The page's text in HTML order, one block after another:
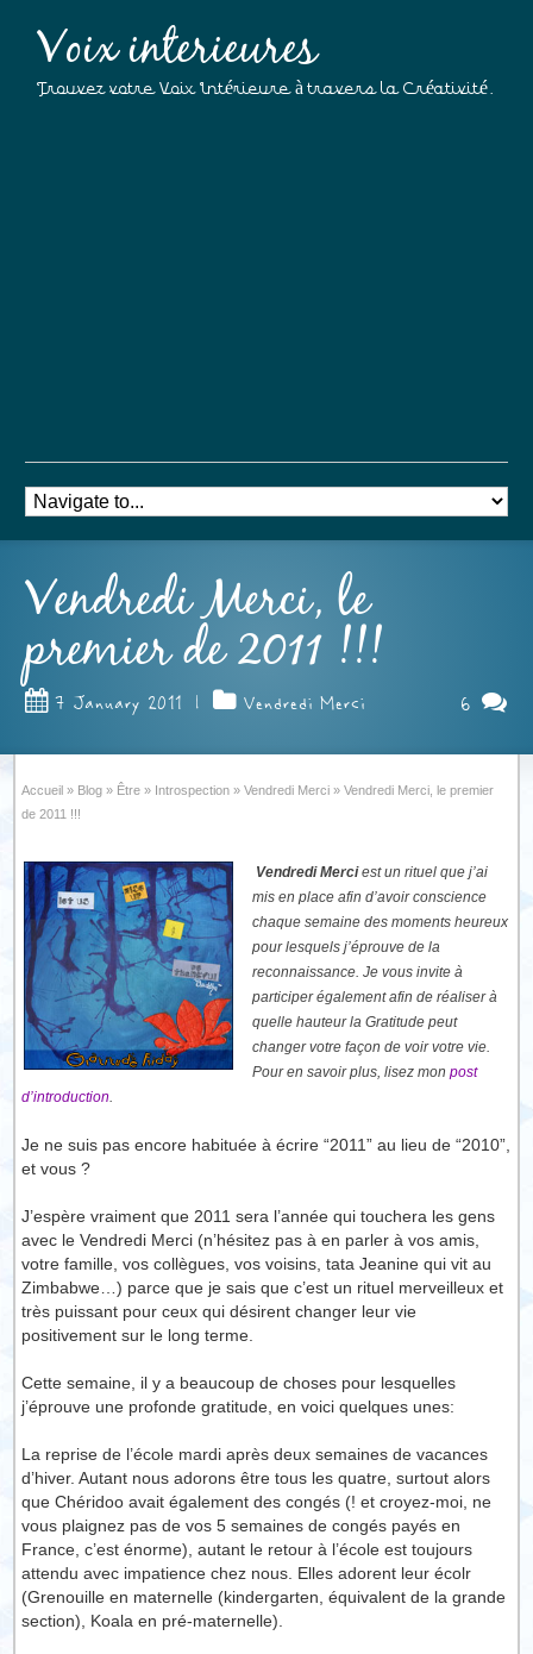
Voix interieures
Trouvez votre Voix Intérieure à travers la Créativité.
Vendredi Merci, le
premier de 2011 !!!
7 January 2011 | Vendredi Merci 6
Accueil » Blog » Être » Introspection » Vendredi Merci » Vendredi Merci, le premier
de 2011 !!!
Vendredi Merciest un rituel que j’ai
mis en place afin d’avoir conscience
chaque semaine des moments heureux
pour lesquels j’éprouve de la
reconnaissance. Je vous invite à
participer également afin de réaliser à
quelle hauteur la Gratitude peut
changer votre façon de voir votre vie.
Pour en savoir plus, lisez monpost
d’introduction.
Je ne suis pas encore habituée à écrire “2011” au lieu de “2010”,
et vous ?
J’espère vraiment que 2011 sera l’année qui touchera les gens
avec le Vendredi Merci (n’hésitez pas à en parler à vos amis,
votre famille, vos collègues, vos voisins, tata Jeanine qui vit au
Zimbabwe…) parce que je sais que c’est un rituel merveilleux et
très puissant pour ceux qui désirent changer leur vie
positivement sur le long terme.
Cette semaine, il y a beaucoup de choses pour lesquelles
j’éprouve une profonde gratitude, en voici quelques unes:
La reprise de l’école mardi après deux semaines de vacances
d’hiver. Autant nous adorons être tous les quatre, surtout alors
que Chéridoo avait également des congés (! et croyez-moi, ne
vous plaignez pas de vos 5 semaines de congés payés en
France, c’est énorme), autant le retour à l’école est toujours
attendu avec impatience chez nous. Elles adorent leur écolr
(Grenouille en maternelle (kindergarten, équivalent de la grande
section), Koala en pré-maternelle).